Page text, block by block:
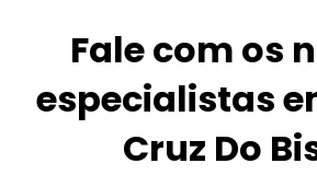
Fale com os
especialistas
Cruz Do